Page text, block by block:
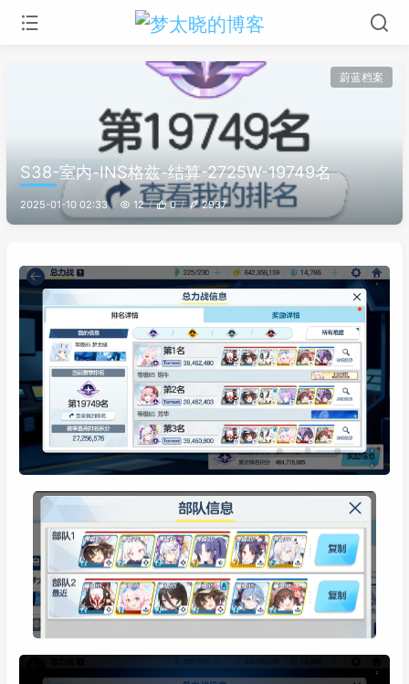
蔚蓝档案
S38-室内-INS格兹-结算-2725W-19749名
2025-01-10 02:33 12 0 2937